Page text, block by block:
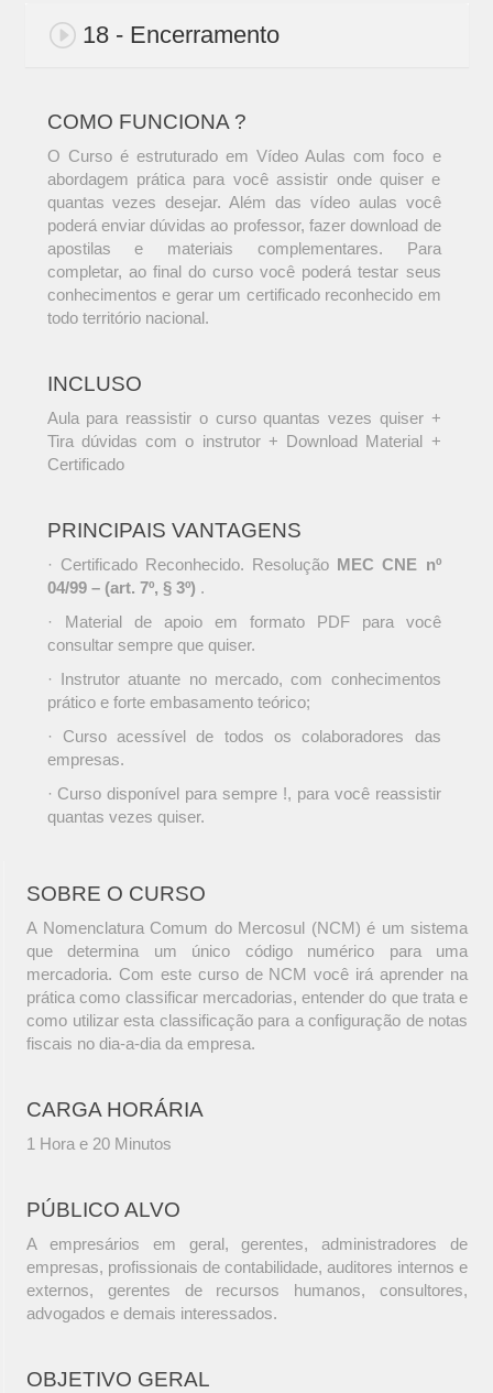
18 - Encerramento
COMO FUNCIONA ?
O Curso é estruturado em Vídeo Aulas com foco e
abordagem prática para você assistir onde quiser e
quantas vezes desejar. Além das vídeo aulas você
poderá enviar dúvidas ao professor, fazer download de
apostilas e materiais complementares. Para
completar, ao final do curso você poderá testar seus
conhecimentos e gerar um certificado reconhecido em
todo território nacional.
INCLUSO
Aula para reassistir o curso quantas vezes quiser +
Tira dúvidas com o instrutor + Download Material +
Certificado
PRINCIPAIS VANTAGENS
· Certificado Reconhecido. Resolução MEC CNE nº
04/99 – (art. 7º, § 3º) .
· Material de apoio em formato PDF para você
consultar sempre que quiser.
· Instrutor atuante no mercado, com conhecimentos
prático e forte embasamento teórico;
· Curso acessível de todos os colaboradores das
empresas.
· Curso disponível para sempre !, para você reassistir
quantas vezes quiser.
SOBRE O CURSO
A Nomenclatura Comum do Mercosul (NCM) é um sistema
que determina um único código numérico para uma
mercadoria. Com este curso de NCM você irá aprender na
prática como classificar mercadorias, entender do que trata e
como utilizar esta classificação para a configuração de notas
fiscais no dia-a-dia da empresa.
CARGA HORÁRIA
1 Hora e 20 Minutos
PÚBLICO ALVO
A empresários em geral, gerentes, administradores de
empresas, profissionais de contabilidade, auditores internos e
externos, gerentes de recursos humanos, consultores,
advogados e demais interessados.
OBJETIVO GERAL